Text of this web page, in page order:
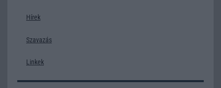
Hírek
Szavazás
Linkek